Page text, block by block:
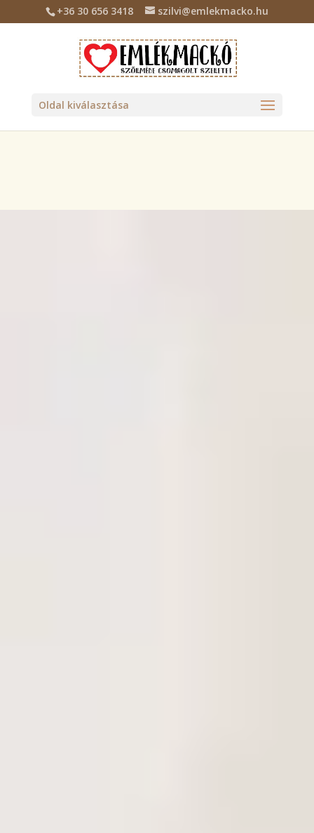
Deprecated: Required parameter $location follows optional
parameter $tax_class in/home/emlekmac/public_html/wp-
content/plugins/billingo/includes/class-billingo.php
+36 30 656 3418 szilvi@emlekmacko.hu
Oldal kiválasztása